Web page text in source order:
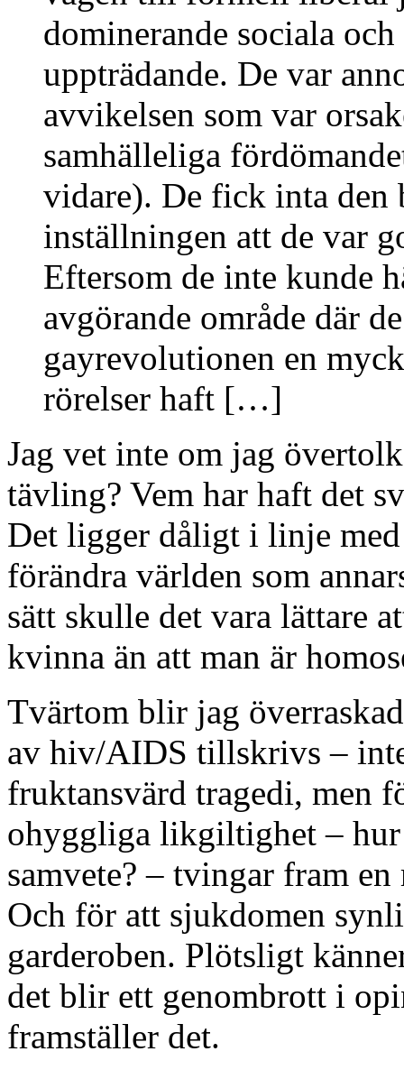
dominerande sociala
uppträdande. De var
avvikelsen som var
samhälleliga
vidare). De fick inta den
inställningen att de var
Eftersom de inte kunde
avgörande område där
gayrevolutionen en
rörelser haft […]
Jag vet inte om jag
tävling? Vem har haft det
Det ligger dåligt i linje
förändra världen som
sätt skulle det vara lättare
kvinna än att man är
Tvärtom blir jag
av hiv/AIDS tillskrivs –
fruktansvärd tragedi, men
ohyggliga likgiltighet –
samvete? – tvingar fram
Och för att sjukdomen
garderoben. Plötsligt
det blir ett genombrott i
framställer det.